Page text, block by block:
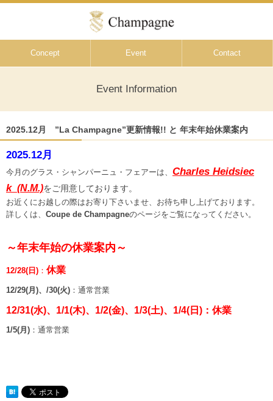
Concept Event Contact
Event Information
2025.12月 ”La Champagne”更新情報!! と 年末年始休業案内
2025.12月
今月のグラス・シャンパーニュ・フェアーは、 Charles Heidsiec
k (N.M.)をご用意しております。
お近くにお越しの際はお寄り下さいませ、お待ち申し上げております。
詳しくは、 Coupe de Champagneのページをご覧になってください。
～年末年始の休業案内～
12/28(日) ： 休業
12/29(月)、/30(火) ：通常営業
12/31(水)、1/1(木)、1/2(金)、1/3(土)、1/4(日)：休業
1/5(月) ：通常営業